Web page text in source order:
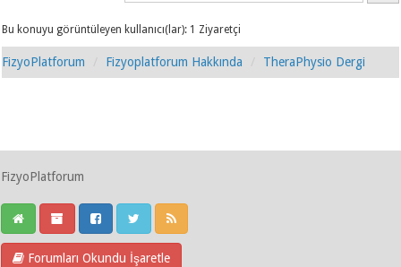
Bu konuyu görüntüleyen kullanıcı(lar): 1 Ziyaretçi
FizyoPlatforum Fizyoplatforum Hakkında TheraPhysio Dergi
FizyoPlatforum
Forumları Okundu İşaretle